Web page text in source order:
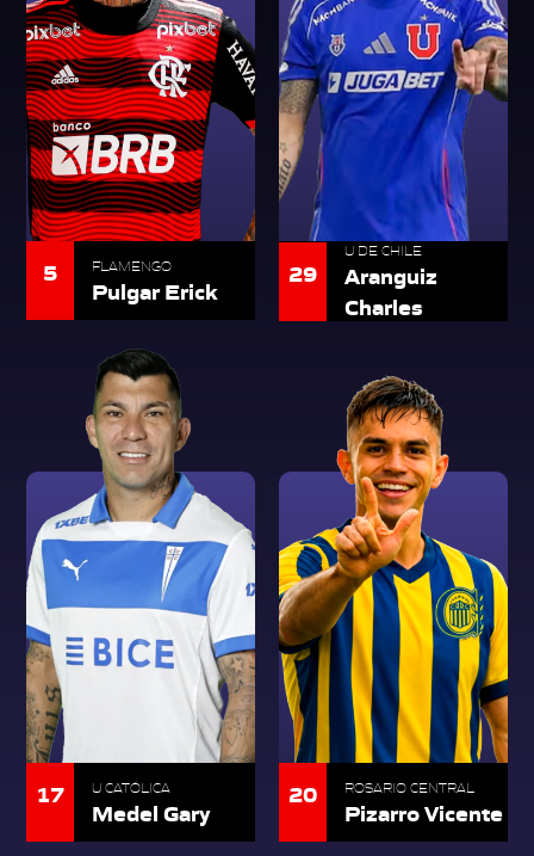
5 FLAMENGO
Pulgar Erick
29
U DE CHILE
Aranguiz
Charles
17 U CATÓLICA
Medel Gary
20 ROSARIO CENTRAL
Pizarro Vicente